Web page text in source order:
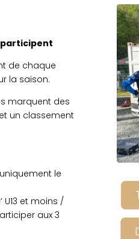
participent
de chaque
la saison.
marquent des
un classement
le
et moins /
aux 3